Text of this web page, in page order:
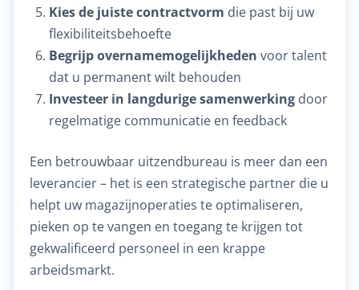
Kies de juiste contractvorm die past bij uw
flexibiliteitsbehoefte
Begrijp overnamemogelijkheden voor talent
dat u permanent wilt behouden
Investeer in langdurige samenwerking door
regelmatige communicatie en feedback
Een betrouwbaar uitzendbureau is meer dan een
leverancier – het is een strategische partner die u
helpt uw magazijnoperaties te optimaliseren,
pieken op te vangen en toegang te krijgen tot
gekwalificeerd personeel in een krappe
arbeidsmarkt.